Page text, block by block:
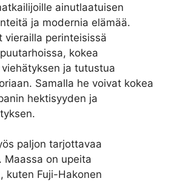
ainutlaatuisen
ja modernia elämää.
vierailla perinteisissä
kokea
ja tutustua
Samalla he voivat kokea
hektisyyden ja
paljon tarjottavaa
Maassa on upeita
kuten Fuji-Hakonen